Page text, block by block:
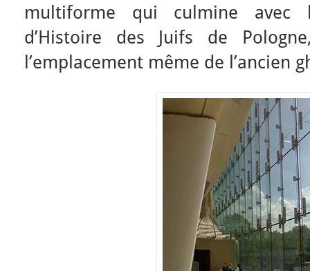
multiforme qui culmine avec
d’Histoire des Juifs de
l’emplacement même de l’ancien